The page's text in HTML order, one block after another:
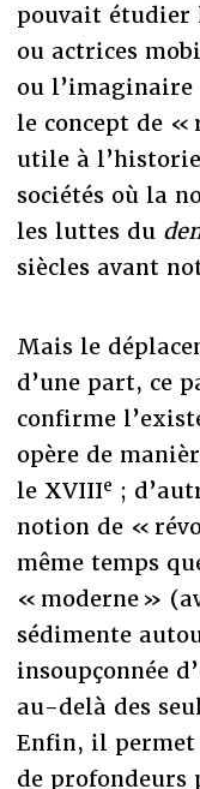
pouvait étudier
ou actrices
ou
le concept de
utile à
sociétés où la
les luttes du
siècles avant
Mais le
d’une part, ce
confirme
opère de
le XVIIIe ;
notion de «
même temps
« moderne »
sédimente
insoupçonnée
au-delà des
Enfin, il permet
de profondeurs